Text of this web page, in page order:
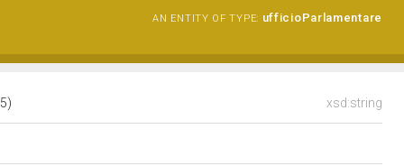
AN ENTITY OF TYPE: ufficioParlamentare
xsd:string